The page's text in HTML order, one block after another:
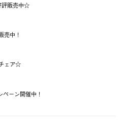
評販売中☆
中！
ェア☆
ーン開催中！